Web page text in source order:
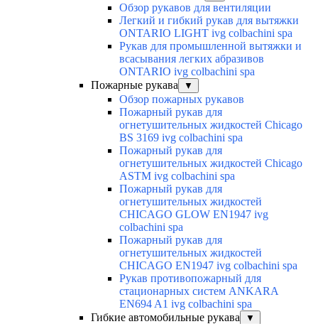
Обзор рукавов для вентиляции
Легкий и гибкий рукав для вытяжки
ONTARIO LIGHT ivg colbachini spa
Рукав для промышленной вытяжки и
всасывания легких абразивов
ONTARIO ivg colbachini spa
Пожарные рукава
▼
Обзор пожарных рукавов
Пожарный рукав для
огнетушительных жидкостей Chicago
BS 3169 ivg colbachini spa
Пожарный рукав для
огнетушительных жидкостей Chicago
ASTM ivg colbachini spa
Пожарный рукав для
огнетушительных жидкостей
CHICAGO GLOW EN1947 ivg
colbachini spa
Пожарный рукав для
огнетушительных жидкостей
CHICAGO EN1947 ivg colbachini spa
Рукав противопожарный для
стационарных систем ANKARA
EN694 A1 ivg colbachini spa
Гибкие автомобильные рукава
▼